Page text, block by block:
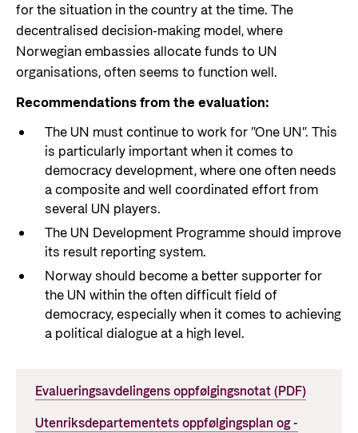
for the situation in the country at the time. The
decentralised decision-making model, where
Norwegian embassies allocate funds to UN
organisations, often seems to function well.
Recommendations from the evaluation:
The UN must continue to work for ”One UN”. This
is particularly important when it comes to
democracy development, where one often needs
a composite and well coordinated effort from
several UN players.
The UN Development Programme should improve
its result reporting system.
Norway should become a better supporter for
the UN within the often difficult field of
democracy, especially when it comes to achieving
a political dialogue at a high level.
Evalueringsavdelingens oppfølgingsnotat (PDF)
Utenriksdepartementets oppfølgingsplan og -